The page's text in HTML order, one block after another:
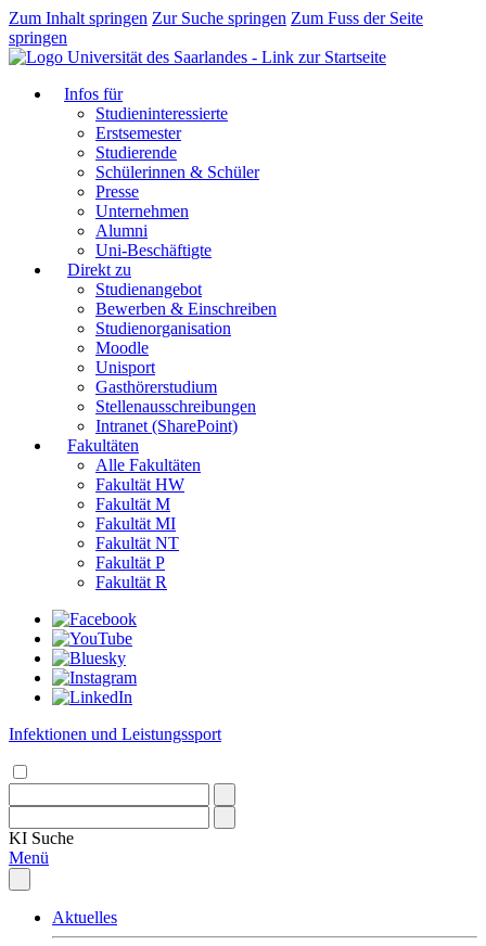
Zum Inhalt springen Zur Suche springen Zum Fuss der Seite
springen
Infos für
Studieninteressierte
Erstsemester
Studierende
Schülerinnen & Schüler
Presse
Unternehmen
Alumni
Uni-Beschäftigte
Direkt zu
Studienangebot
Bewerben & Einschreiben
Studienorganisation
Moodle
Unisport
Gasthörerstudium
Stellenausschreibungen
Intranet (SharePoint)
Fakultäten
Alle Fakultäten
Fakultät HW
Fakultät M
Fakultät MI
Fakultät NT
Fakultät P
Fakultät R
Infektionen und Leistungssport
KI Suche
Menü
Aktuelles